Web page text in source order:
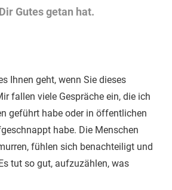
Gutes getan hat.
Ihnen geht, wenn Sie dieses
fallen viele Gespräche ein, die ich
geführt habe oder in öffentlichen
habe. Die Menschen
fühlen sich benachteiligt und
tut so gut, aufzuzählen, was